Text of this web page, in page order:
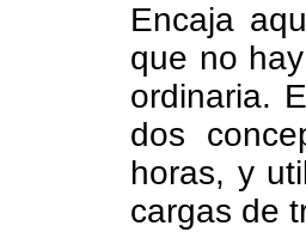
Encaja
que no
ordinaria.
dos
horas, y
cargas de